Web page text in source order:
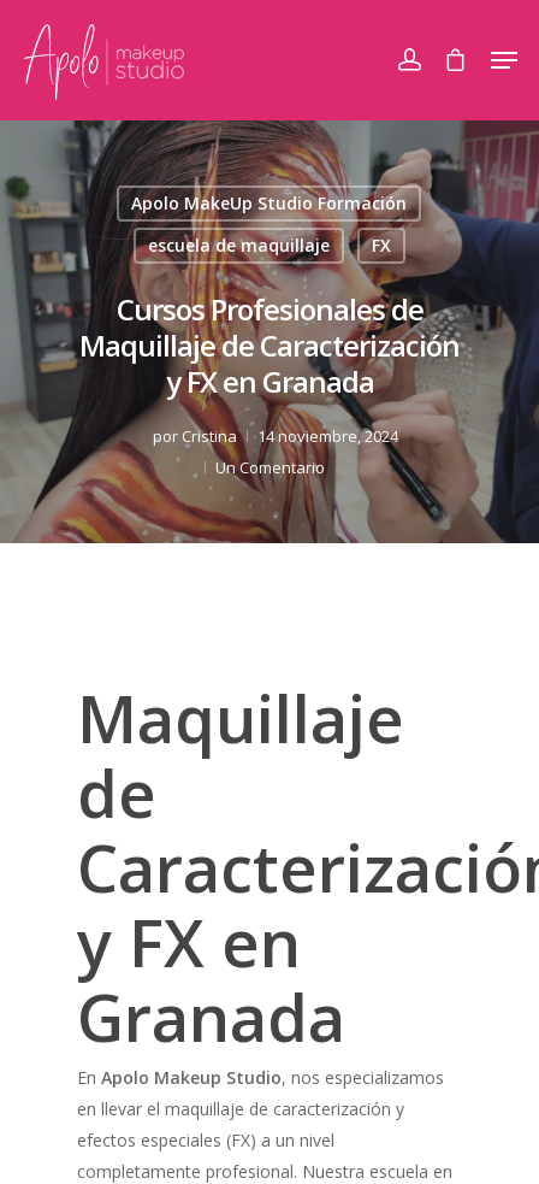
Apolo MakeUp Studio Formación
escuela de maquillaje
FX
Cursos Profesionales de
Maquillaje de Caracterización
y FX en Granada
por Cristina
14 noviembre, 2024
Un Comentario
Maquillaje
de
y FX en
Granada
EnApolo Makeup Studio, nos especializamos
en llevar el maquillaje de caracterización y
efectos especiales (FX) a un nivel
completamente profesional. Nuestra escuela en